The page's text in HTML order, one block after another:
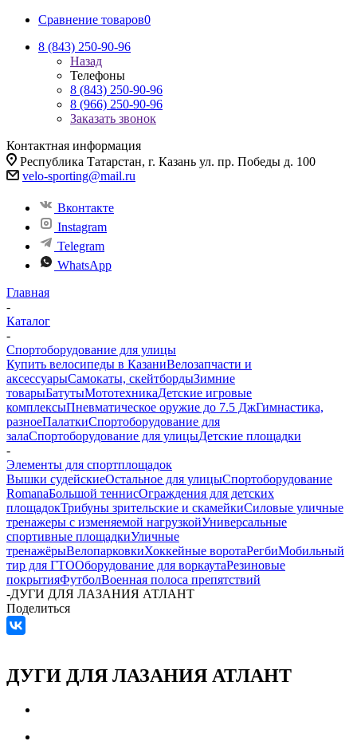
Сравнение товаров0
8 (843) 250-90-96
Назад
Телефоны
8 (843) 250-90-96
8 (966) 250-90-96
Заказать звонок
Контактная информация
Республика Татарстан, г. Казань ул. пр. Победы д. 100
velo-sporting@mail.ru
Вконтакте
Instagram
Telegram
WhatsApp
Главная
-
Каталог
-
Спортоборудование для улицы
Купить велосипеды в КазаниВелозапчасти и
аксессуарыСамокаты, скейтбордыЗимние
товарыБатутыМототехникаДетские игровые
комплексыПневматическое оружие до 7.5 ДжГимнастика,
разноеПалаткиСпортоборудование для
залаСпортоборудование для улицыДетские площадки
-
Элементы для спортплощадок
Вышки судейскиеОстальное для улицыСпортоборудование
RomanaБольшой теннисОграждения для детских
площадокТрибуны зрительские и скамейкиСиловые уличные
тренажеры с изменяемой нагрузкойУниверсальные
спортивные площадкиУличные
тренажёрыВелопарковкиХоккейные воротаРегбиМобильный
тир для ГТООборудование для воркаутаРезиновые
покрытияФутболВоенная полоса препятствий
-ДУГИ ДЛЯ ЛАЗАНИЯ АТЛАНТ
Поделиться
ДУГИ ДЛЯ ЛАЗАНИЯ АТЛАНТ